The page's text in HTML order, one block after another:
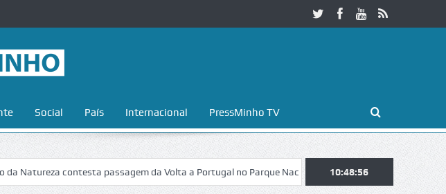
Social País Internacional PressMinho TV
contesta passagem da Volta a Portugal no Parque Nacional da Peneda-Gerês Esposende.
10:48:57